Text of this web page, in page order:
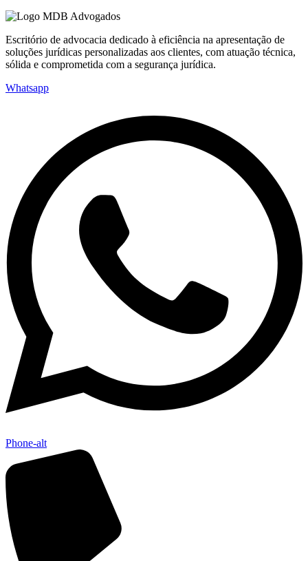
Escritório de advocacia dedicado à eficiência na apresentação de
soluções jurídicas personalizadas aos clientes, com atuação técnica,
sólida e comprometida com a segurança jurídica.
Whatsapp
Phone-alt